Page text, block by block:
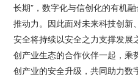
长期”，数字化与信创化的有机
推动力。因此面对未来科技创
安全将持续以安全之力支撑发
创产业生态的合作伙伴一起，
创产业的安全升级，共同助力数